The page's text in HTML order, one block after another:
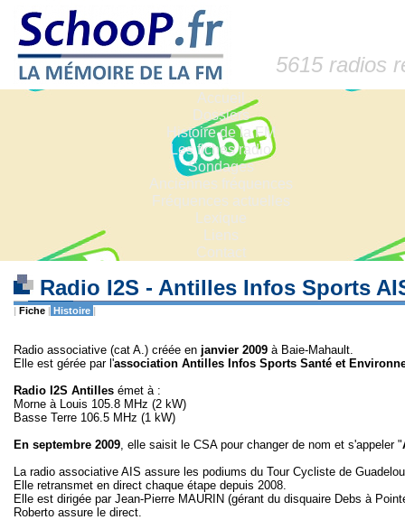
5615 radios
Accueil
Dossiers
Histoire de la FM
Les fiches radio
Sondages
Anciennes fréquences
Fréquences actuelles
Lexique
Liens
Contact
Radio I2S - Antilles Infos Sports
| Fiche | Histoire |
Radio associative (cat A.) créée en janvier 2009 à Baie-Mahault.
Elle est gérée par l'association Antilles Infos Sports Santé et
Radio I2S Antilles émet à :
Morne à Louis 105.8 MHz (2 kW)
Basse Terre 106.5 MHz (1 kW)
En septembre 2009, elle saisit le CSA pour changer de nom et s'appeler "
La radio associative AIS assure les podiums du Tour Cycliste de
Elle retransmet en direct chaque étape depuis 2008.
Elle est dirigée par Jean-Pierre MAURIN (gérant du disquaire Debs à
Roberto assure le direct.